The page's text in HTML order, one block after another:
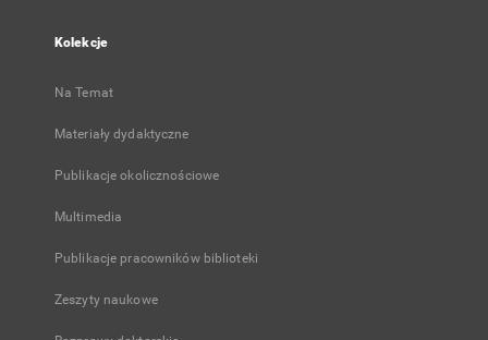
Kolekcje
Na Temat
Materiały dydaktyczne
Publikacje okolicznościowe
Multimedia
Publikacje pracowników biblioteki
Zeszyty naukowe